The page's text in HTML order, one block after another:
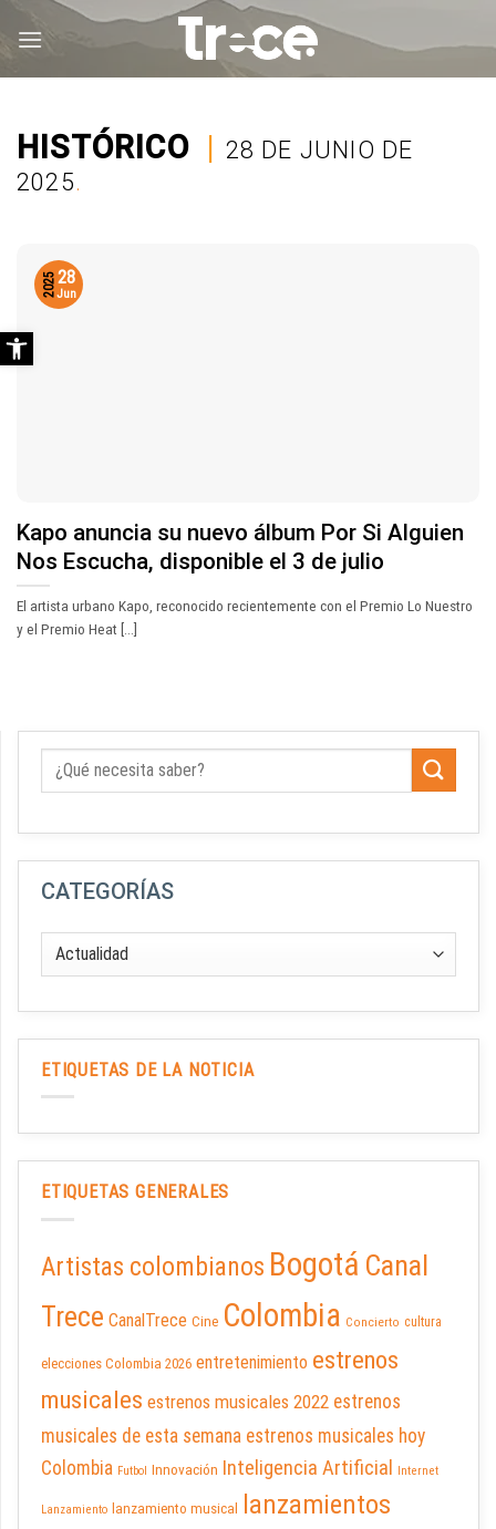
HISTÓRICO | 28 DE JUNIO DE
2025.
Kapo anuncia su nuevo álbum Por Si Alguien
Nos Escucha, disponible el 3 de julio
El artista urbano Kapo, reconocido recientemente con el Premio Lo Nuestro
y el Premio Heat [...]
28
Jun
2025
CATEGORÍAS
ETIQUETAS DE LA NOTICIA
ETIQUETAS GENERALES
Artistas colombianos Bogotá Canal
Trece CanalTrece Cine Colombia Concierto cultura
elecciones Colombia 2026 entretenimiento estrenos
musicales estrenos musicales 2022 estrenos
musicales de esta semana estrenos musicales hoy
Colombia Futbol Innovación Inteligencia Artificial Internet
Lanzamiento lanzamiento musical
lanzamientos
Abrir barra de herramientas